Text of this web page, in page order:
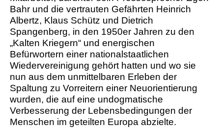
Bahr und die vertrauten Gefährten Heinrich
Albertz, Klaus Schütz und Dietrich
Spangenberg, in den 1950er Jahren zu den
„Kalten Kriegern“ und energischen
Befürwortern einer nationalstaatlichen
Wiedervereinigung gehört hatten und wo sie
nun aus dem unmittelbaren Erleben der
Spaltung zu Vorreitern einer Neuorientierung
wurden, die auf eine undogmatische
Verbesserung der Lebensbedingungen der
Menschen im geteilten Europa abzielte.